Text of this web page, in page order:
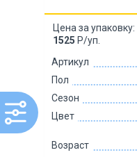
Артикул
Пол
Сезон
Цвет
Возраст
Цена за упаковку:
1525 Р/уп.